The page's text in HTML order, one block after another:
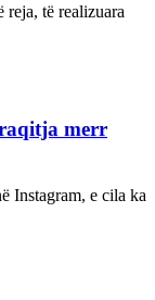
reja, të realizuara
merr
Instagram, e cila ka